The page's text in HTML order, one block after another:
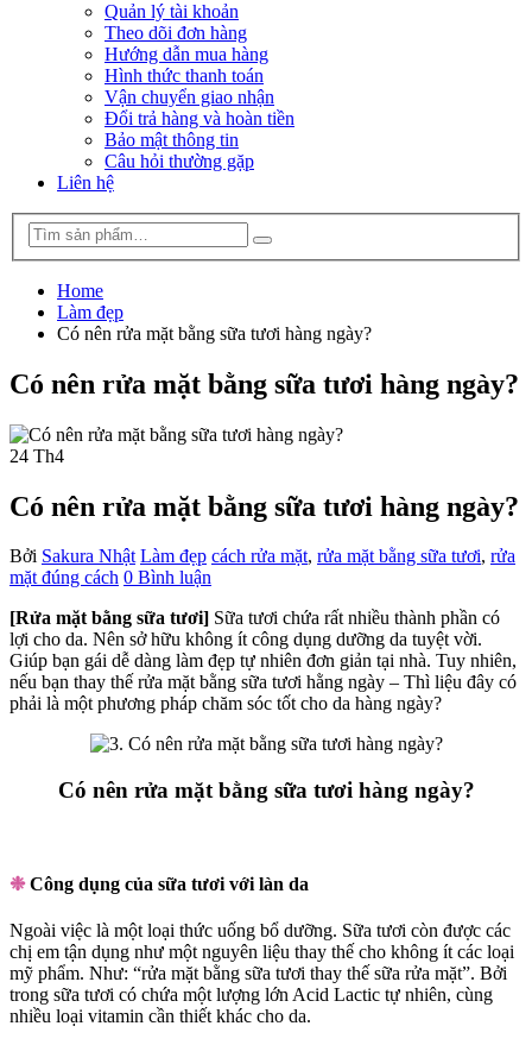
Quản lý tài khoản
Theo dõi đơn hàng
Hướng dẫn mua hàng
Hình thức thanh toán
Vận chuyển giao nhận
Đổi trả hàng và hoàn tiền
Bảo mật thông tin
Câu hỏi thường gặp
Liên hệ
Home
Làm đẹp
Có nên rửa mặt bằng sữa tươi hàng ngày?
Có nên rửa mặt bằng sữa tươi hàng ngày?
24 Th4
Có nên rửa mặt bằng sữa tươi hàng ngày?
Bởi Sakura Nhật Làm đẹp cách rửa mặt, rửa mặt bằng sữa tươi, rửa
mặt đúng cách 0 Bình luận
[Rửa mặt bằng sữa tươi] Sữa tươi chứa rất nhiều thành phần có
lợi cho da. Nên sở hữu không ít công dụng dưỡng da tuyệt vời.
Giúp bạn gái dễ dàng làm đẹp tự nhiên đơn giản tại nhà. Tuy nhiên,
nếu bạn thay thế rửa mặt bằng sữa tươi hằng ngày – Thì liệu đây có
phải là một phương pháp chăm sóc tốt cho da hàng ngày?
Có nên rửa mặt bằng sữa tươi hàng ngày?
❉ Công dụng của sữa tươi với làn da
Ngoài việc là một loại thức uống bổ dưỡng. Sữa tươi còn được các
chị em tận dụng như một nguyên liệu thay thế cho không ít các loại
mỹ phẩm. Như: “rửa mặt bằng sữa tươi thay thế sữa rửa mặt”. Bởi
trong sữa tươi có chứa một lượng lớn Acid Lactic tự nhiên, cùng
nhiều loại vitamin cần thiết khác cho da.